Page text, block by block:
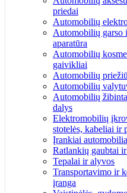
priedai
Automobilių
Automobilių garso
aparatūra
Automobilių
gaivikliai
Automobilių
Automobilių
Automobilių
dalys
Elektromobilių
stotelės, kabeliai ir
Įrankiai
Ratlankių gaubtai
Tepalai ir alyvos
Transportavimo ir
įranga